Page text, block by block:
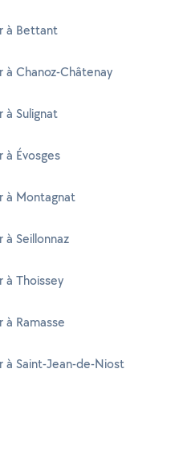
à Bettant
Chanoz-Châtenay
Sulignat
Évosges
à Montagnat
Seillonnaz
à Thoissey
Ramasse
à Saint-Jean-de-Niost